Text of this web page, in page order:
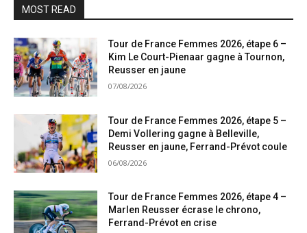
MOST READ
Tour de France Femmes 2026, étape 6 –
Kim Le Court-Pienaar gagne à Tournon,
Reusser en jaune
07/08/2026
Tour de France Femmes 2026, étape 5 –
Demi Vollering gagne à Belleville,
Reusser en jaune, Ferrand-Prévot coule
06/08/2026
Tour de France Femmes 2026, étape 4 –
Marlen Reusser écrase le chrono,
Ferrand-Prévot en crise